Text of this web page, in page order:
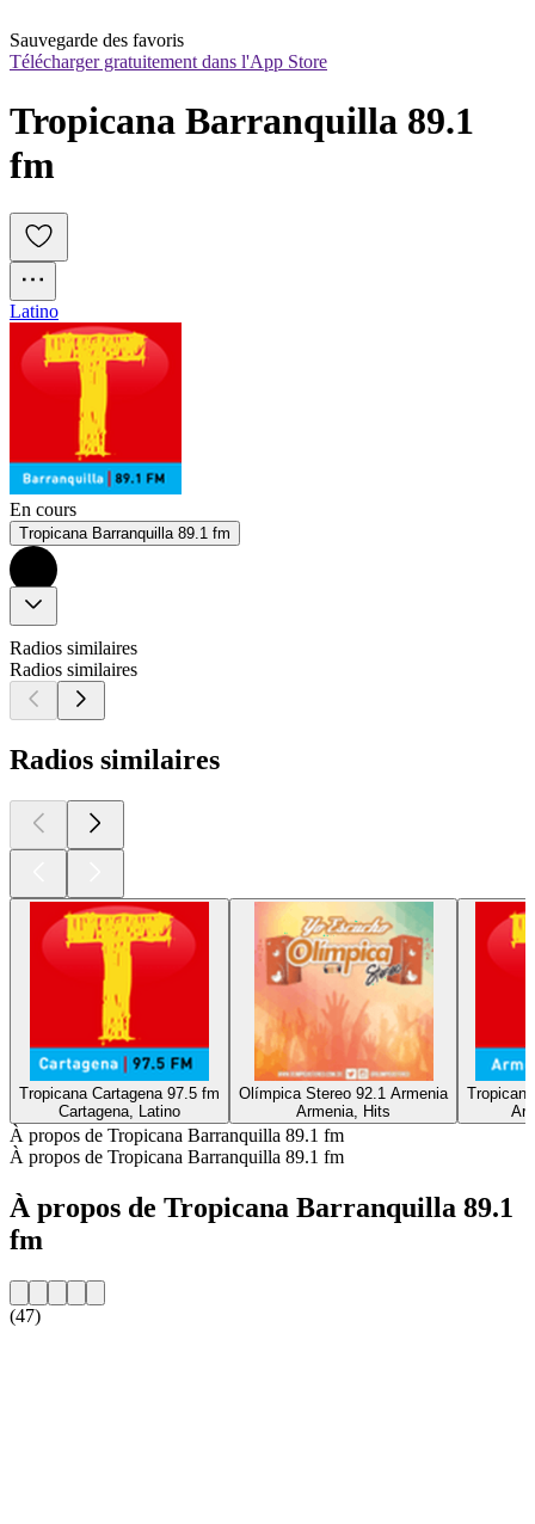
Sauvegarde des favoris
Télécharger gratuitement dans l'App Store
Tropicana Barranquilla 89.1
fm
Latino
En cours
Tropicana Barranquilla 89.1 fm
Radios similaires
Radios similaires
Radios similaires
Tropicana Cartagena 97.5 fm
Cartagena, Latino
Olímpica Stereo 92.1 Armenia
Armenia, Hits
À propos de Tropicana Barranquilla 89.1 fm
À propos de Tropicana Barranquilla 89.1 fm
À propos de Tropicana Barranquilla 89.1
fm
(47)